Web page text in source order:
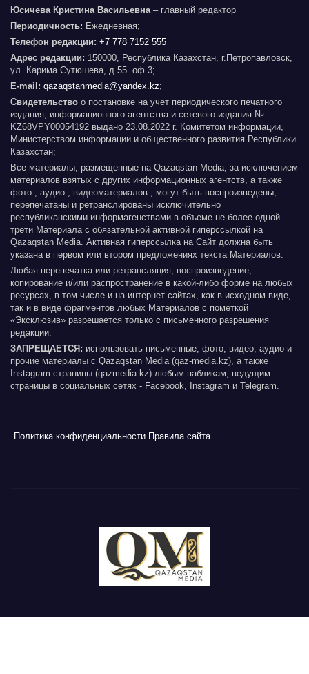
Юсичева Кристина Васильевна – главный редактор
Периодичность: Ежедневная;
Телефон редакции: +7 778 7152 555
Адрес редакции: 150000, Республика Казахстан, г.Петропавловск,
ул. Карима Сутюшева, д 55. оф 3;
E-mail: qazaqstanmedia@yandex.kz;
Свидетельство о постановке на учет периодического печатного
издания, информационного агентства и сетевого издания №
KZ68VPY00054192 выдано 23.08.2022 г. Комитетом информации,
Министерством информации и общественного развития Республики
Казахстан;
Все материалы, размещенные на Qazaqstan Media, за исключением
материалов взятых с других информационных агентств, а также
фото-, аудио-, видеоматериалов , могут быть воспроизведены,
перепечатаны и ретранслированы исключительно
республиканскими информагенствами в объеме не более одной
трети Материала с обязательной активной гиперссылкой на
Qazaqstan Media. Активная гиперссылка на Сайт должна быть
указана в первом или втором предложениях текста Материалов.
Любая перепечатка или ретрансляция, воспроизведение,
копирование и/или распространение в какой-либо форме на любых
ресурсах, в том числе и на интернет-сайтах, как в исходном виде,
так и в виде фрагментов любых Материалов с пометкой
«Эксклюзив» разрешается только с письменного разрешения
редакции.
ЗАПРЕЩАЕТСЯ: использовать письменные, фото, видео, аудио и
прочие материалы с Qazaqstan Media (qaz-media.kz), а также
Instagram страницы (qazmedia.kz) любым пабликам, ведущим
страницы в социальных сетях - Facebook, Instagram и Telegram.
Политика конфиденциальности Правила сайта